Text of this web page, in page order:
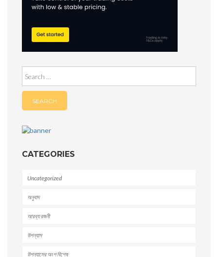
for:
CATEGORIES
Uncategorized
অনুবাদ
আরব্য রজনী
উপন্যাস
উপন্যাসের অংশ বিশেষ